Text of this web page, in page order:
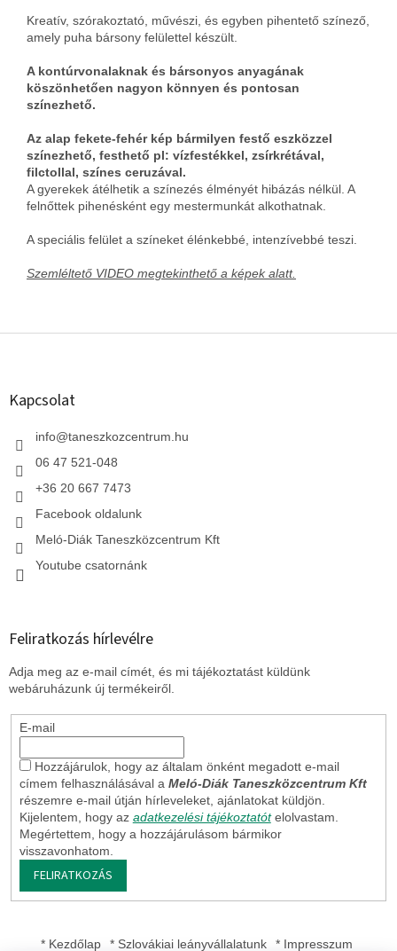
Kreatív, szórakoztató, művészi, és egyben pihentető színező,
amely puha bársony felülettel készült.
A kontúrvonalaknak és bársonyos anyagának
köszönhetően nagyon könnyen és pontosan
színezhető.
Az alap fekete-fehér kép bármilyen festő eszközzel
színezhető, festhető pl: vízfestékkel, zsírkrétával,
filctollal, színes ceruzával.
A gyerekek átélhetik a színezés élményét hibázás nélkül. A
felnőttek pihenésként egy mestermunkát alkothatnak.
A speciális felület a színeket élénkebbé, intenzívebbé teszi.
Szemléltető VIDEO megtekinthető a képek alatt.
L
Kapcsolat
info@taneszkozcentrum.hu
06 47 521-048
+36 20 667 7473
Facebook oldalunk
Meló-Diák Taneszközcentrum Kft
Youtube csatornánk
Feliratkozás hírlevélre
Adja meg az e-mail címét, és mi tájékoztatást küldünk
webáruházunk új termékeiről.
E-mail
Hozzájárulok, hogy az általam önként megadott e-mail
címem felhasználásával a Meló-Diák Taneszközcentrum Kft
részemre e-mail útján hírleveleket, ajánlatokat küldjön.
Kijelentem, hogy az adatkezelési tájékoztatót elolvastam.
Megértettem, hogy a hozzájárulásom bármikor
visszavonhatom.
FELIRATKOZÁS
* Kezdőlap * Szlovákiai leányvállalatunk * Impresszum